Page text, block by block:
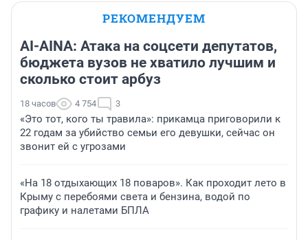
РЕКОМЕНДУЕМ
AI-AINA: Атака на соцсети депутатов,
бюджета вузов не хватило лучшим и
сколько стоит арбуз
18 часов 4 754 3
«Это тот, кого ты травила»: прикамца приговорили к
22 годам за убийство семьи его девушки, сейчас он
звонит ей с угрозами
«На 18 отдыхающих 18 поваров». Как проходит лето в
Крыму с перебоями света и бензина, водой по
графику и налетами БПЛА